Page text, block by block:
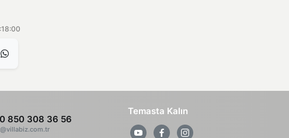
850 308 36 56
Temasta Kalın